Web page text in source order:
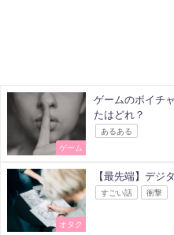
ゲーム
ゲームのボイチ
たはどれ？
あるある
オタク
【最先端】デジ
すごい話 衝撃